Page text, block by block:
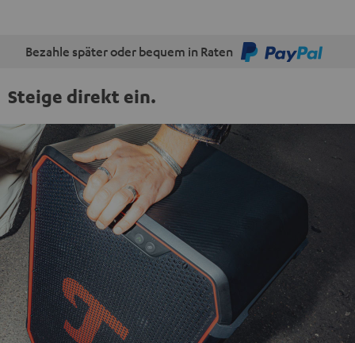
Bezahle später oder bequem in Raten
Steige direkt ein.